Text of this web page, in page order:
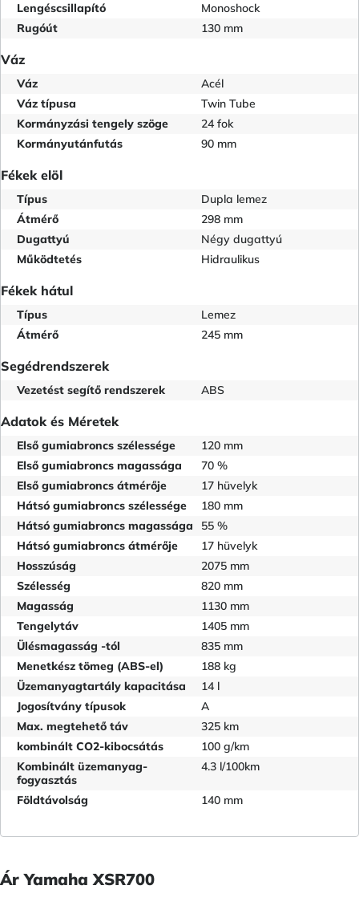
Lengéscsillapító
Monoshock
Rugóút
130 mm
Váz
Váz
Acél
Váz típusa
Twin Tube
Kormányzási tengely szöge
24 fok
Kormányutánfutás
90 mm
Fékek elöl
Típus
Dupla lemez
Átmérő
298 mm
Dugattyú
Négy dugattyú
Működtetés
Hidraulikus
Fékek hátul
Típus
Lemez
Átmérő
245 mm
Segédrendszerek
Vezetést segítő rendszerek ABS
Adatok és Méretek
Első gumiabroncs szélessége
120 mm
Első gumiabroncs magassága
70 %
Első gumiabroncs átmérője
17 hüvelyk
Hátsó gumiabroncs szélessége
180 mm
Hátsó gumiabroncs magassága
55 %
Hátsó gumiabroncs átmérője
17 hüvelyk
Hosszúság
2075 mm
Szélesség
820 mm
Magasság
1130 mm
Tengelytáv
1405 mm
Ülésmagasság -tól
835 mm
Menetkész tömeg (ABS-el)
188 kg
Üzemanyagtartály kapacitása
14 l
Jogosítvány típusok
A
Max. megtehető táv
325 km
kombinált CO2-kibocsátás
100 g/km
Kombinált üzemanyag-
fogyasztás
4.3 l/100km
Földtávolság 140 mm
Ár Yamaha XSR700